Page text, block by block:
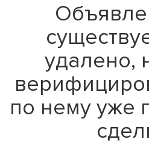
удалено,
по нему уже